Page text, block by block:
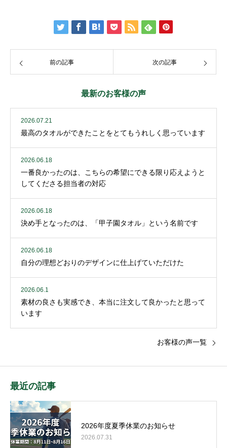
前の記事 次の記事
最新のお客様の声
2026.07.21
最高のタオルができたことをとてもうれしく思っています
2026.06.18
一番良かったのは、こちらの希望にできる限り応えようと
してくださる担当者の対応
2026.06.18
決め手となったのは、「甲子園タオル」という名前です
2026.06.18
自分の理想どおりのデザインに仕上げていただけた
2026.06.1
素材の良さも実感でき、本当に注文して良かったと思って
います
お客様の声一覧
最近の記事
2026年度夏季休業のお知らせ
2026.07.31